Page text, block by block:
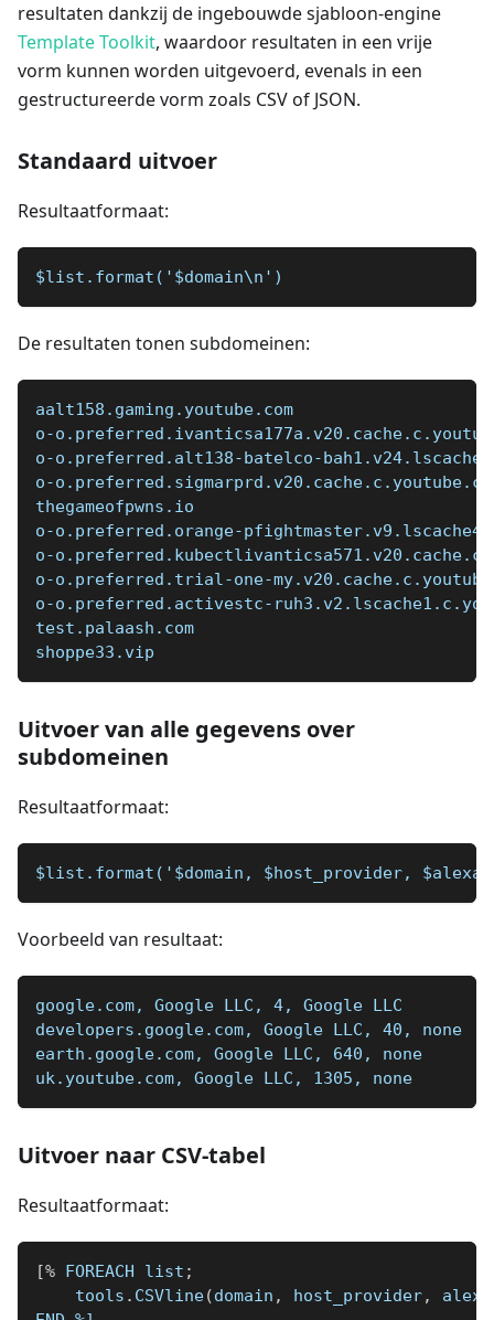
resultaten dankzij de ingebouwde sjabloon-engine
Template Toolkit, waardoor resultaten in een vrije
vorm kunnen worden uitgevoerd, evenals in een
gestructureerde vorm zoals CSV of JSON.
Standaard uitvoer
Resultaatformaat:
$list.format('$domain\n')
De resultaten tonen subdomeinen:
aalt158.gaming.youtube.com
o-
o-o.preferred.alt138-batelco-
o-
thegameofpwns.io
o-o.preferred.orange-
o-
o-o.preferred.trial-one-
o-o.preferred.activestc-
test.palaash.com
shoppe33.vip
Uitvoer van alle gegevens over
subdomeinen
Resultaatformaat:
$list.format('$domain, $host_provider,
Voorbeeld van resultaat:
google.com, Google LLC, 4, Google LLC
developers.google.com, Google LLC, 40, none
earth.google.com, Google LLC, 640, none
uk.youtube.com, Google LLC, 1305, none
Uitvoer naar CSV-tabel
Resultaatformaat:
[% FOREACH list ;
    tools
. CSVline(domain , host_provider,